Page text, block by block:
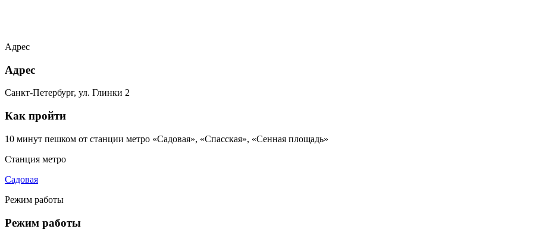
Адрес
Адрес
Санкт-Петербург, ул. Глинки 2
Как пройти
10 минут пешком от станции метро «Садовая», «Спасская», «Сенная площадь»
Станция метро
Садовая
Режим работы
Режим работы